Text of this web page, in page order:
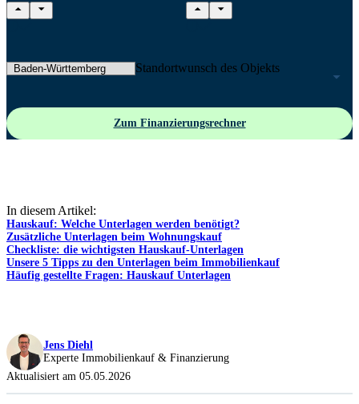
Standortwunsch des Objekts
Zum Finanzierungsrechner
In diesem Artikel:
Hauskauf: Welche Unterlagen werden benötigt?
Zusätzliche Unterlagen beim Wohnungskauf
Checkliste: die wichtigsten Hauskauf-Unterlagen
Unsere 5 Tipps zu den Unterlagen beim Immobilienkauf
Häufig gestellte Fragen: Hauskauf Unterlagen
Jens Diehl
Experte Immobilienkauf & Finanzierung
Aktualisiert am 05.05.2026